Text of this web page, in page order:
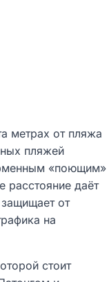
метрах от пляжа
пляжей
«поющим»
расстояние даёт
от
на
стоит